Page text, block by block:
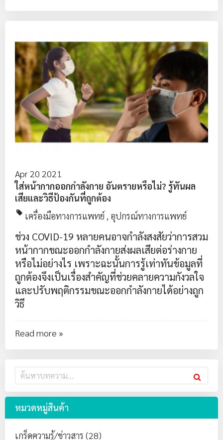
Apr 20 2021
ใส่หน้ากากออกกำลังกาย อันตรายหรือไม่? รู้ทันผล
เสียและวิธีป้องกันที่ถูกต้อง
เครื่องมือทางการแพทย์ , อุปกรณ์ทางการแพทย์
ช่วง COVID-19 หลายคนอาจกำลังสงสัยว่าการสวม
หน้ากากขณะออกกำลังกายส่งผลเสียต่อร่างกาย
หรือไม่อย่างไร เพราะฉะนั้นการรู้เท่าทันข้อมูลที่
ถูกต้องจึงเป็นเรื่องสำคัญที่ช่วยคลายความกังวลใจ
และปรับพฤติกรรมขณะออกกำลังกายได้อย่างถูก
วิธี
Read more »
หมวดหมู่สินค้า
เกร็ดความรู้/ข่าวสาร (28)